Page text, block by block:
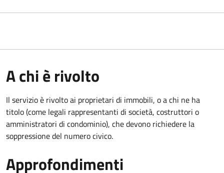
A chi è rivolto
Il servizio è rivolto ai proprietari di immobili, o a chi ne ha
titolo (come legali rappresentanti di società, costruttori o
amministratori di condominio), che devono richiedere la
soppressione del numero civico.
Approfondimenti